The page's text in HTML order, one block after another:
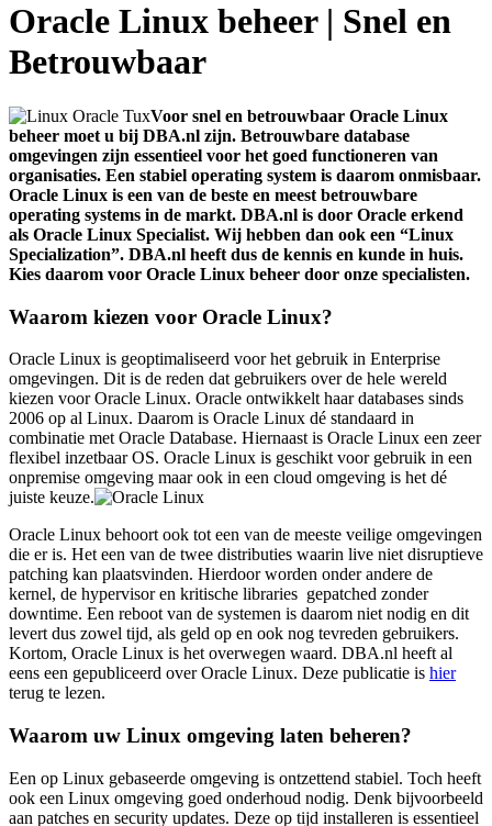
Oracle Linux beheer | Snel en
Betrouwbaar
Voor snel en betrouwbaar Oracle Linux
beheer moet u bij DBA.nl zijn. Betrouwbare database
omgevingen zijn essentieel voor het goed functioneren van
organisaties. Een stabiel operating system is daarom onmisbaar.
Oracle Linux is een van de beste en meest betrouwbare
operating systems in de markt. DBA.nl is door Oracle erkend
als Oracle Linux Specialist. Wij hebben dan ook een “Linux
Specialization”. DBA.nl heeft dus de kennis en kunde in huis.
Kies daarom voor Oracle Linux beheer door onze specialisten.
Waarom kiezen voor Oracle Linux?
Oracle Linux is geoptimaliseerd voor het gebruik in Enterprise
omgevingen. Dit is de reden dat gebruikers over de hele wereld
kiezen voor Oracle Linux. Oracle ontwikkelt haar databases sinds
2006 op al Linux. Daarom is Oracle Linux dé standaard in
combinatie met Oracle Database. Hiernaast is Oracle Linux een zeer
flexibel inzetbaar OS. Oracle Linux is geschikt voor gebruik in een
onpremise omgeving maar ook in een cloud omgeving is het dé
juiste keuze.
Oracle Linux behoort ook tot een van de meeste veilige omgevingen
die er is. Het een van de twee distributies waarin live niet disruptieve
patching kan plaatsvinden. Hierdoor worden onder andere de
kernel, de hypervisor en kritische libraries gepatched zonder
downtime. Een reboot van de systemen is daarom niet nodig en dit
levert dus zowel tijd, als geld op en ook nog tevreden gebruikers.
Kortom, Oracle Linux is het overwegen waard. DBA.nl heeft al
eens een gepubliceerd over Oracle Linux. Deze publicatie is hier
terug te lezen.
Waarom uw Linux omgeving laten beheren?
Een op Linux gebaseerde omgeving is ontzettend stabiel. Toch heeft
ook een Linux omgeving goed onderhoud nodig. Denk bijvoorbeeld
aan patches en security updates. Deze op tijd installeren is essentieel